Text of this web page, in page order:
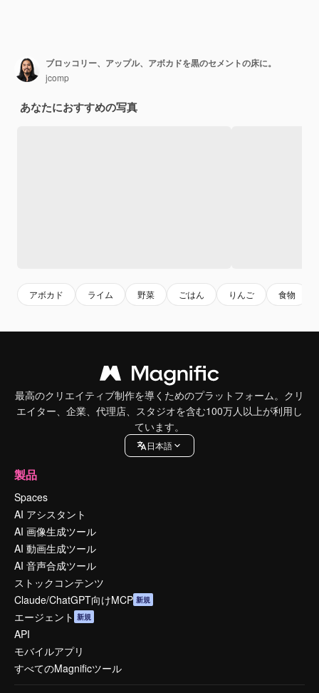
ブロッコリー、アップル、アボカドを黒のセメントの床に。
jcomp
あなたにおすすめの写真
アボカド ライム 野菜 ごはん りんご 食物
最高のクリエイティブ制作を導くためのプラットフォーム。クリ
エイター、企業、代理店、スタジオを含む100万人以上が利用し
ています。
日本語
製品
Spaces
AI アシスタント
AI 画像生成ツール
AI 動画生成ツール
AI 音声合成ツール
ストックコンテンツ
Claude/ChatGPT向けMCP 新規
エージェント 新規
API
モバイルアプリ
すべてのMagnificツール